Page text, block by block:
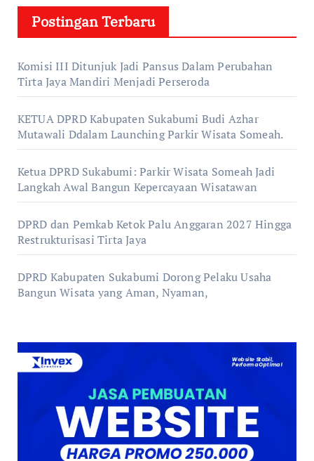
Postingan Terbaru
Komisi III Ditunjuk Jadi Pansus Dalam Perubahan
Tirta Jaya Mandiri Menjadi Perseroda
KETUA DPRD Kabupaten Sukabumi Budi Azhar
Mutawali Ddalam Launching Parkir Wisata Someah.
Ketua DPRD Sukabumi: Parkir Wisata Someah Jadi
Langkah Awal Bangun Kepercayaan Wisatawan
DPRD dan Pemkab Ketok Palu Anggaran 2027 Hingga
Restrukturisasi Tirta Jaya
DPRD Kabupaten Sukabumi Dorong Pelaku Usaha
Bangun Wisata yang Aman, Nyaman,